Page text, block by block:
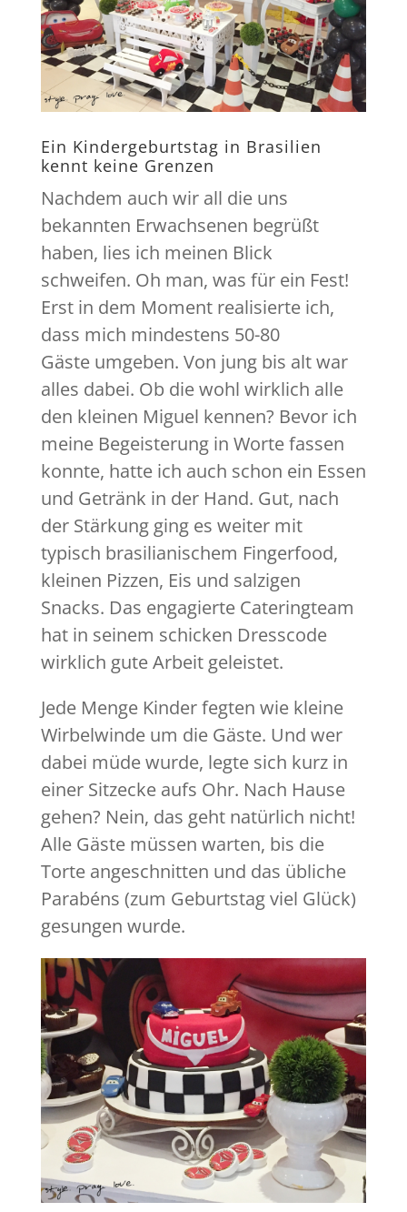
Ein Kindergeburtstag in Brasilien
kennt keine Grenzen
Nachdem auch wir all die uns
bekannten Erwachsenen begrüßt
haben, lies ich meinen Blick
schweifen. Oh man, was für ein Fest!
Erst in dem Moment realisierte ich,
dass mich mindestens 50-80
Gäste umgeben. Von jung bis alt war
alles dabei. Ob die wohl wirklich alle
den kleinen Miguel kennen? Bevor ich
meine Begeisterung in Worte fassen
konnte, hatte ich auch schon ein Essen
und Getränk in der Hand. Gut, nach
der Stärkung ging es weiter mit
typisch brasilianischem Fingerfood,
kleinen Pizzen, Eis und salzigen
Snacks. Das engagierte Cateringteam
hat in seinem schicken Dresscode
wirklich gute Arbeit geleistet.
Jede Menge Kinder fegten wie kleine
Wirbelwinde um die Gäste. Und wer
dabei müde wurde, legte sich kurz in
einer Sitzecke aufs Ohr. Nach Hause
gehen? Nein, das geht natürlich nicht!
Alle Gäste müssen warten, bis die
Torte angeschnitten und das übliche
Parabéns (zum Geburtstag viel Glück)
gesungen wurde.